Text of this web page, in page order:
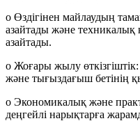
o Өздігінен майлаудың
азайтады және
азайтады.
o Жоғары жылу
және тығыздағыш бетінің
o Экономикалық және
деңгейлі нарықтарға